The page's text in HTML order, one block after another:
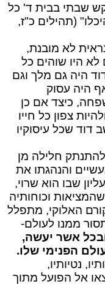
שבתי בבית ד' כל
(תהילים כ"ז,
לא מובנת,
לא היו שוהים כל
היה גם מלך וגם
היה עסוק
כיצד אם כן
צפון כל חייו
שכל עיסוקיו
להתנתק חלילה מן
והנהגתו את
שבו הוא שרוי,
וכוחותיה
האלוקי, מתפלל
ממנו לעולם-
אשר יעשה,
הפנימי שלו.
נטיותיו,
אל הפועל מתוך